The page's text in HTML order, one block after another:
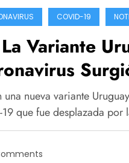
COVID-19
Variante
y
una nueva variante
que fue desplazada por